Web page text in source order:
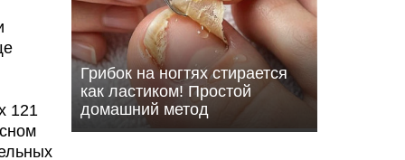
121
Грибок на ногтях стирается
как ластиком! Простой
домашний метод